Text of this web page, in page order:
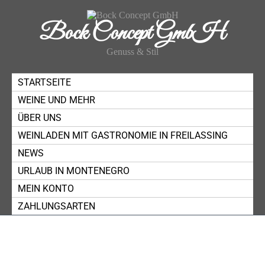
Bock Concept GmbH
Genuss & Stil
STARTSEITE
WEINE UND MEHR
ÜBER UNS
WEINLADEN MIT GASTRONOMIE IN FREILASSING
NEWS
URLAUB IN MONTENEGRO
MEIN KONTO
ZAHLUNGSARTEN